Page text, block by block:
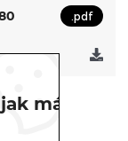
.pdf
má